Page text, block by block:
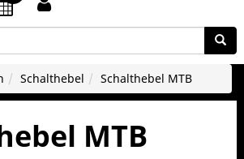
Schalthebel Schalthebel MTB
MTB